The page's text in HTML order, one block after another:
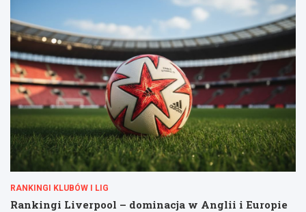
RANKINGI KLUBÓW I LIG
Rankingi Liverpool – dominacja w Anglii i Europie